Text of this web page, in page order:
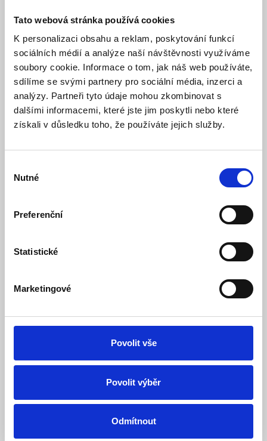
Tato webová stránka používá cookies
K personalizaci obsahu a reklam, poskytování funkcí
sociálních médií a analýze naší návštěvnosti využíváme
soubory cookie. Informace o tom, jak náš web používáte,
sdílíme se svými partnery pro sociální média, inzerci a
analýzy. Partneři tyto údaje mohou zkombinovat s
dalšími informacemi, které jste jim poskytli nebo které
získali v důsledku toho, že používáte jejich služby.
souhlasu
Nutné
Preferenční
Statistické
Marketingové
Povolit vše
Povolit výběr
Odmítnout
Dostupnost:Skladem
1 997 Kč
Detail
DIN-TC Regulátor teploty
Dostupnost:Skladem
1 496 Kč
Detail